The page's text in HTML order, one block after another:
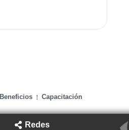
Beneficios Capacitación
Redes